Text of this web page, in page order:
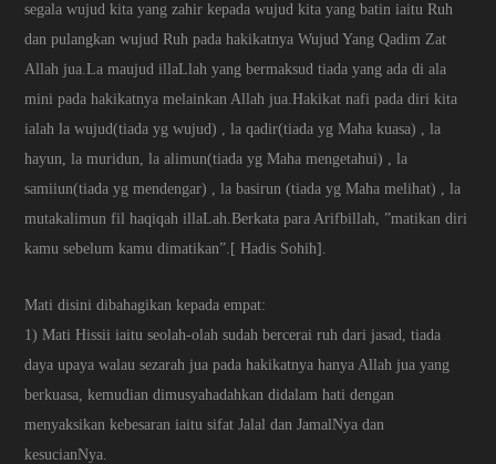
segala wujud kita yang zahir kepada wujud kita yang batin iaitu Ruh
dan pulangkan wujud Ruh pada hakikatnya Wujud Yang Qadim Zat
Allah jua.La maujud illaLlah yang bermaksud tiada yang ada di ala
mini pada hakikatnya melainkan Allah jua.Hakikat nafi pada diri kita
ialah la wujud(tiada yg wujud) , la qadir(tiada yg Maha kuasa) , la
hayun, la muridun, la alimun(tiada yg Maha mengetahui) , la
samiiun(tiada yg mendengar) , la basirun (tiada yg Maha melihat) , la
mutakalimun fil haqiqah illaLah.Berkata para Arifbillah, ”matikan diri
kamu sebelum kamu dimatikan”.[ Hadis Sohih].
Mati disini dibahagikan kepada empat:
1) Mati Hissii iaitu seolah-olah sudah bercerai ruh dari jasad, tiada
daya upaya walau sezarah jua pada hakikatnya hanya Allah jua yang
berkuasa, kemudian dimusyahadahkan didalam hati dengan
menyaksikan kebesaran iaitu sifat Jalal dan JamalNya dan
kesucianNya.